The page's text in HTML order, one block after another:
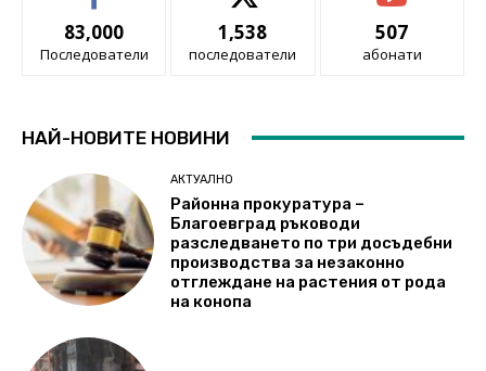
83,000
Последователи
1,538
последователи
507
абонати
НАЙ-НОВИТЕ НОВИНИ
АКТУАЛНО
Районна прокуратура –
Благоевград ръководи
разследването по три досъдебни
производства за незаконно
отглеждане на растения от рода
на конопа